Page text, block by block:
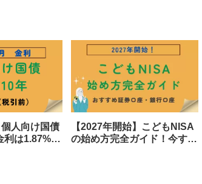
個人向け国債
利は1.87%！
【2027年開始】こどもNISA
の始め方完全ガイド！今すぐ